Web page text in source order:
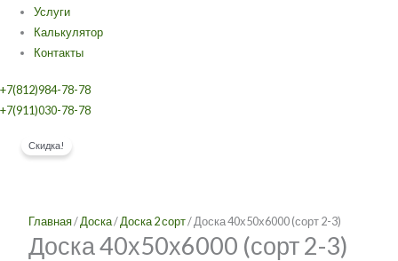
Услуги
Калькулятор
Контакты
+7(812)984-78-78
+7(911)030-78-78
Скидка!
Главная/Доска/Доска 2 сорт/ Доска 40х50х6000 (сорт 2-3)
Доска 40х50х6000 (сорт 2-3)
товара
3)